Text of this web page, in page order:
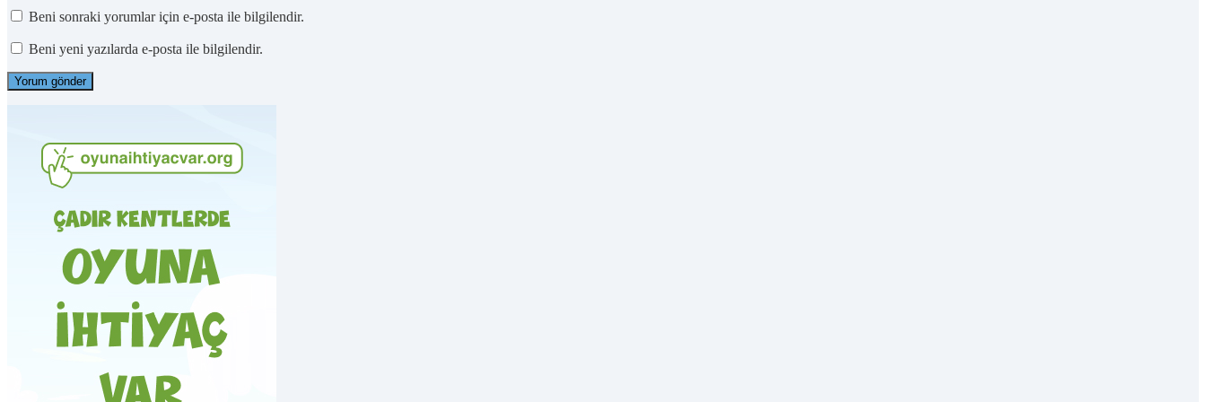
Beni sonraki yorumlar için e-posta ile bilgilendir.
Beni yeni yazılarda e-posta ile bilgilendir.